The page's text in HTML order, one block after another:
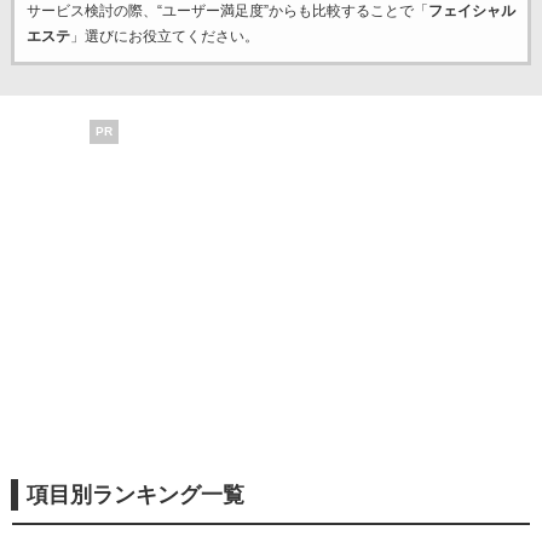
サービス検討の際、“ユーザー満足度”からも比較することで「 フェイシャル
エステ」選びにお役立てください。
PR
項目別ランキング一覧